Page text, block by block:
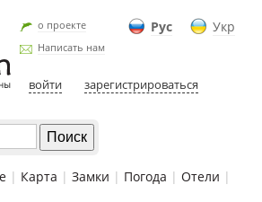
Рус Укр
о проекте
Написать нам
войти зарегистрироваться
| Карта | Замки | Погода | Отели |